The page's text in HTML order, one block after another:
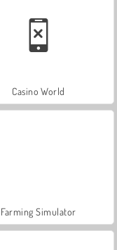
Casino World
Farming Simulator